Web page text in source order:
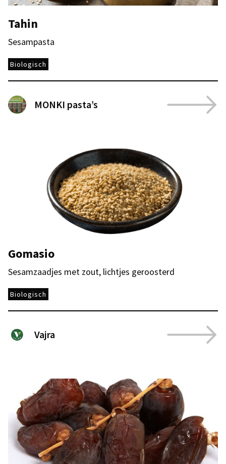
Tahin
Sesampasta
Biologisch
MONKI pasta’s
Gomasio
Sesamzaadjes met zout, lichtjes geroosterd
Biologisch
Vajra